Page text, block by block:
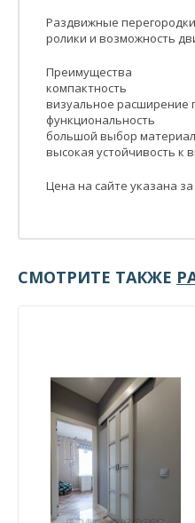
Раздвижные
ролики и возможность
Преимущества
компактность
визуальное расширение
функциональность
большой выбор
высокая устойчивость к
Цена на сайте указана
СМОТРИТЕ ТАКЖЕ